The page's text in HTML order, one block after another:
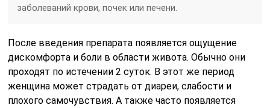
заболеваний крови, почек или печени.
После введения препарата появляется ощущение
дискомфорта и боли в области живота. Обычно они
проходят по истечении 2 суток. В этот же период
женщина может страдать от диареи, слабости и
плохого самочувствия. А также часто появляется